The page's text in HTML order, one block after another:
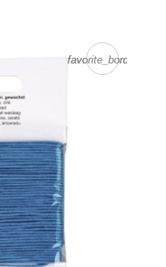
favorite_border
favorite_border